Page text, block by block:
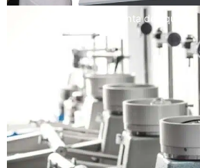
Venta de equipos